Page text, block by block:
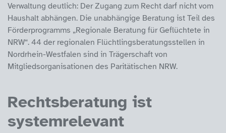
Verwaltung deutlich: Der Zugang zum Recht darf nicht vom
Haushalt abhängen. Die unabhängige Beratung ist Teil des
Förderprogramms „Regionale Beratung für Geflüchtete in
NRW“. 44 der regionalen Flüchtlingsberatungsstellen in
Nordrhein-Westfalen sind in Trägerschaft von
Mitgliedsorganisationen des Paritätischen NRW.
Rechtsberatung ist
systemrelevant